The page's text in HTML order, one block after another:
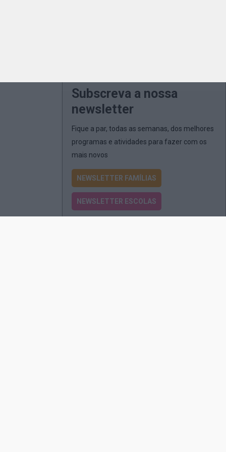
Subscreva a nossa
newsletter
Fique a par, todas as semanas, dos melhores
programas e atividades para fazer com os
mais novos
NEWSLETTER FAMÍLIAS
NEWSLETTER ESCOLAS